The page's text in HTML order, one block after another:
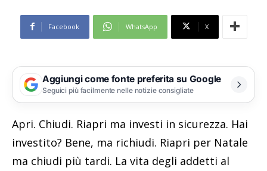
Facebook WhatsApp X
Aggiungi come fonte preferita su Google
Seguici più facilmente nelle notizie consigliate
Apri. Chiudi. Riapri ma investi in sicurezza. Hai
investito? Bene, ma richiudi. Riapri per Natale
ma chiudi più tardi. La vita degli addetti al